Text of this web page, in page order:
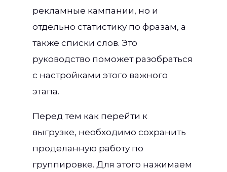
рекламные кампании, но и
отдельно статистику по фразам, а
также списки слов. Это
руководство поможет разобраться
с настройками этого важного
этапа.
Перед тем как перейти к
выгрузке, необходимо сохранить
проделанную работу по
группировке. Для этого нажимаем